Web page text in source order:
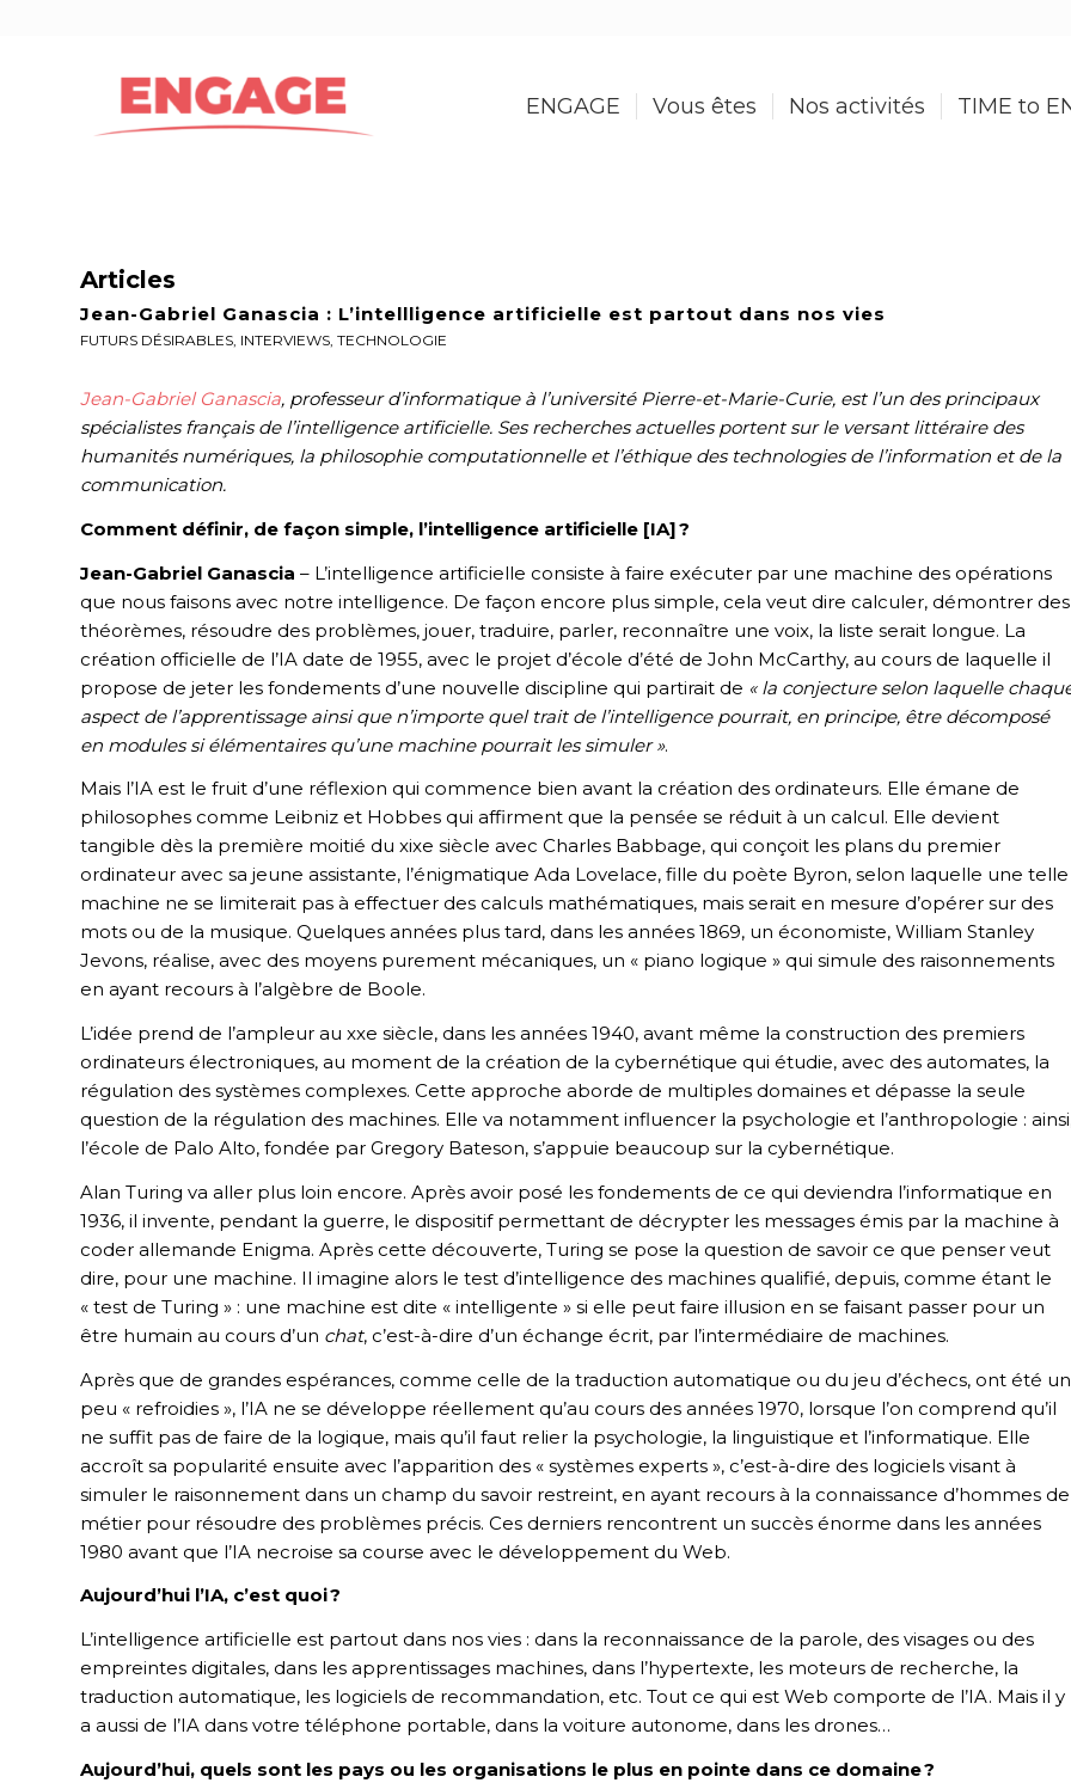
ENGAGE Vous êtes Nos activités TIME to
Articles
Jean-Gabriel Ganascia : L’intellligence artificielle est partout dans nos vies
FUTURS DÉSIRABLES, INTERVIEWS, TECHNOLOGIE
Jean-Gabriel Ganascia, professeur d’informatique à l’université Pierre-et-Marie-Curie, est l’un des principaux
spécialistes français de l’intelligence artificielle. Ses recherches actuelles portent sur le versant littéraire des
humanités numériques, la philosophie computationnelle et l’éthique des technologies de l’information et de la
communication.
Comment définir, de façon simple, l’intelligence artificielle [IA] ?
Jean-Gabriel Ganascia – L’intelligence artificielle consiste à faire exécuter par une machine des opérations
que nous faisons avec notre intelligence. De façon encore plus simple, cela veut dire calculer, démontrer des
théorèmes, résoudre des problèmes, jouer, traduire, parler, reconnaître une voix, la liste serait longue. La
création officielle de l’IA date de 1955, avec le projet d’école d’été de John McCarthy, au cours de laquelle il
propose de jeter les fondements d’une nouvelle discipline qui partirait de « la conjecture selon laquelle
aspect de l’apprentissage ainsi que n’importe quel trait de l’intelligence pourrait, en principe, être décomposé
en modules si élémentaires qu’une machine pourrait les simuler ».
Mais l’IA est le fruit d’une réflexion qui commence bien avant la création des ordinateurs. Elle émane de
philosophes comme Leibniz et Hobbes qui affirment que la pensée se réduit à un calcul. Elle devient
tangible dès la première moitié du xixe siècle avec Charles Babbage, qui conçoit les plans du premier
ordinateur avec sa jeune assistante, l’énigmatique Ada Lovelace, fille du poète Byron, selon laquelle une telle
machine ne se limiterait pas à effectuer des calculs mathématiques, mais serait en mesure d’opérer sur des
mots ou de la musique. Quelques années plus tard, dans les années 1869, un économiste, William Stanley
Jevons, réalise, avec des moyens purement mécaniques, un « piano logique » qui simule des raisonnements
en ayant recours à l’algèbre de Boole.
L’idée prend de l’ampleur au xxe siècle, dans les années 1940, avant même la construction des premiers
ordinateurs électroniques, au moment de la création de la cybernétique qui étudie, avec des automates, la
régulation des systèmes complexes. Cette approche aborde de multiples domaines et dépasse la seule
question de la régulation des machines. Elle va notamment influencer la psychologie et l’anthropologie :
l’école de Palo Alto, fondée par Gregory Bateson, s’appuie beaucoup sur la cybernétique.
Alan Turing va aller plus loin encore. Après avoir posé les fondements de ce qui deviendra l’informatique en
1936, il invente, pendant la guerre, le dispositif permettant de décrypter les messages émis par la machine à
coder allemande Enigma. Après cette découverte, Turing se pose la question de savoir ce que penser veut
dire, pour une machine. Il imagine alors le test d’intelligence des machines qualifié, depuis, comme étant le
« test de Turing » : une machine est dite « intelligente » si elle peut faire illusion en se faisant passer pour un
être humain au cours d’un chat, c’est-à-dire d’un échange écrit, par l’intermédiaire de machines.
Après que de grandes espérances, comme celle de la traduction automatique ou du jeu d’échecs, ont été un
peu « refroidies », l’IA ne se développe réellement qu’au cours des années 1970, lorsque l’on comprend qu’il
ne suffit pas de faire de la logique, mais qu’il faut relier la psychologie, la linguistique et l’informatique. Elle
accroît sa popularité ensuite avec l’apparition des « systèmes experts », c’est-à-dire des logiciels visant à
simuler le raisonnement dans un champ du savoir restreint, en ayant recours à la connaissance d’hommes de
métier pour résoudre des problèmes précis. Ces derniers rencontrent un succès énorme dans les années
1980 avant que l’IA necroise sa course avec le développement du Web.
Aujourd’hui l’IA, c’est quoi ?
L’intelligence artificielle est partout dans nos vies : dans la reconnaissance de la parole, des visages ou des
empreintes digitales, dans les apprentissages machines, dans l’hypertexte, les moteurs de recherche, la
traduction automatique, les logiciels de recommandation, etc. Tout ce qui est Web comporte de l’IA. Mais il y
a aussi de l’IA dans votre téléphone portable, dans la voiture autonome, dans les drones…
Aujourd’hui, quels sont les pays ou les organisations le plus en pointe dans ce domaine ?